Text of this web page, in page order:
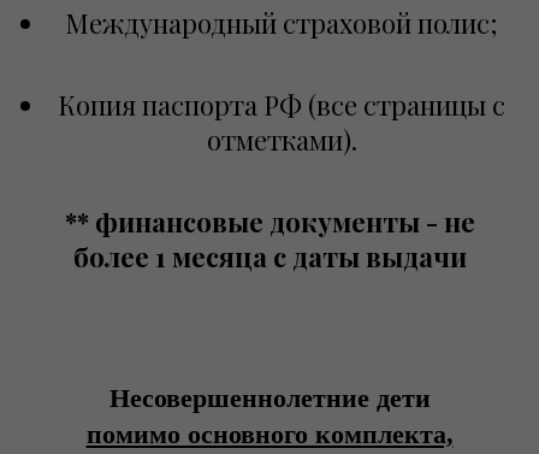
Международный страховой полис;
Копия паспорта РФ (все страницы с
отметками).
** финансовые документы - не
более 1 месяца с даты выдачи
Несовершеннолетние дети
помимо основного комплекта,